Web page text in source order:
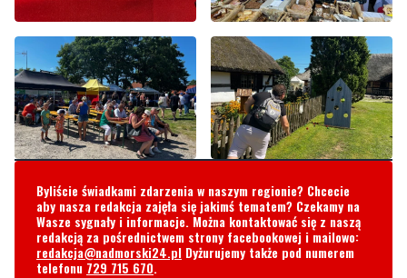
Byliście świadkami zdarzenia w naszym regionie? Chcecie
aby nasza redakcja zajęła się jakimś tematem? Czekamy na
Wasze sygnały i informacje. Można kontaktować się z naszą
redakcją za pośrednictwem strony facebookowej i mailowo:
redakcja@nadmorski24.pl Dyżurujemy także pod numerem
telefonu 729 715 670.